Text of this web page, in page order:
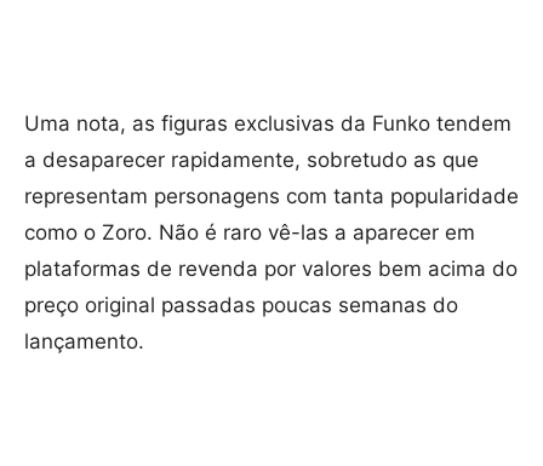
Uma nota, as figuras exclusivas da Funko tendem
a desaparecer rapidamente, sobretudo as que
representam personagens com tanta popularidade
como o Zoro. Não é raro vê-las a aparecer em
plataformas de revenda por valores bem acima do
preço original passadas poucas semanas do
lançamento.